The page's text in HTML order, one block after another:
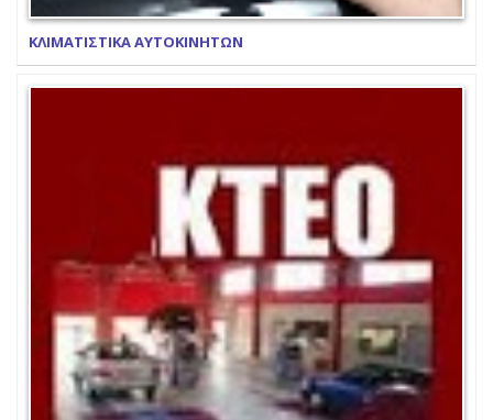
ΚΛΙΜΑΤΙΣΤΙΚΑ ΑΥΤΟΚΙΝΗΤΩΝ